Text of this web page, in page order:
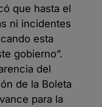
que hasta el
ni incidentes
esta
gobierno”.
del
de la Boleta
para la